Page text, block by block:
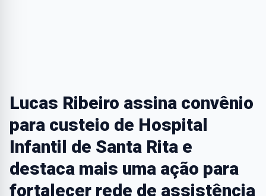
Lucas Ribeiro assina convênio
para custeio de Hospital
Infantil de Santa Rita e
destaca mais uma ação para
fortalecer rede de assistência